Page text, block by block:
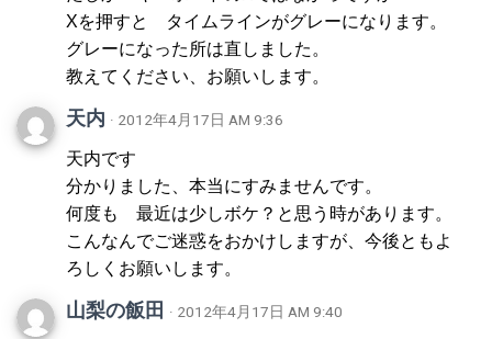
Xを押すと タイムラインがグレーになります。
グレーになった所は直しました。
教えてください、お願いします。
天内 · 2012年4月17日 AM 9:36
天内です
分かりました、本当にすみませんです。
何度も 最近は少しボケ？と思う時があります。
こんなんでご迷惑をおかけしますが、今後ともよ
ろしくお願いします。
山梨の飯田 · 2012年4月17日 AM 9:40